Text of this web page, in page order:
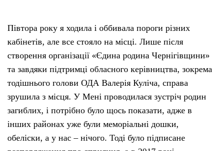
Півтора року я ходила і оббивала пороги різних
кабінетів, але все стояло на місці. Лише після
створення організації «Єдина родина Чернігівщини»
та завдяки підтримці обласного керівництва, зокрема
тодішнього голови ОДА Валерія Куліча, справа
зрушила з місця. У Мені проводилася зустріч родин
загиблих, і потрібно було щось показати, адже в
інших районах уже були меморіальні дошки,
обеліски, а у нас – нічого. Тоді було підписане